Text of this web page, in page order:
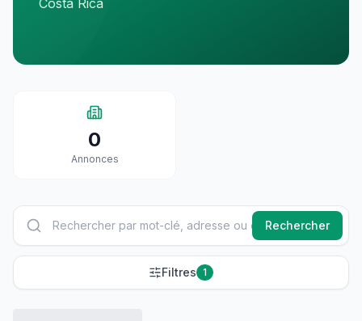
Costa Rica
0
Annonces
Rechercher
Filtres 1